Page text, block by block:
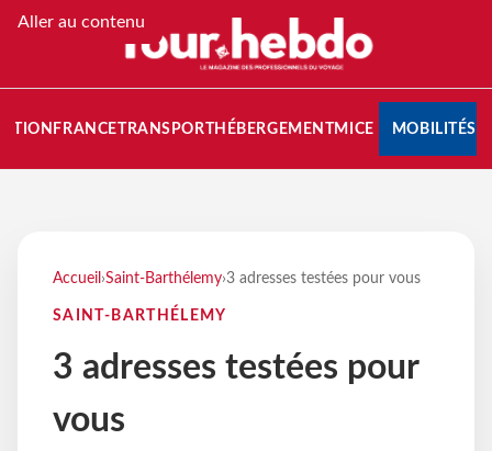
Aller au contenu
FRANCETRANSPORT HÉBERGEMENTMICE MOBILITÉS
Accueil ›Saint-Barthélemy›3 adresses testées pour vous
SAINT-BARTHÉLEMY
3 adresses testées pour
vous